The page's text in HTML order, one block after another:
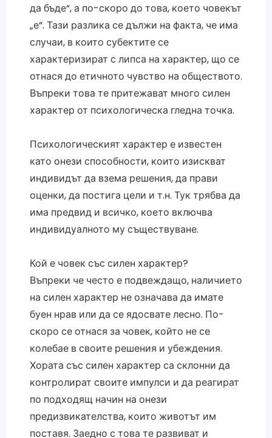
да бъде“, а по-скоро до това, което човекът
„е“. Тази разлика се дължи на факта, че има
случаи, в които субектите се
характеризират с липса на характер, що се
отнася до етичното чувство на обществото.
Въпреки това те притежават много силен
характер от психологическа гледна точка.
Психологическият характер е известен
като онези способности, които изискват
индивидът да взема решения, да прави
оценки, да постига цели и т.н. Тук трябва да
има предвид и всичко, което включва
индивидуалното му съществуване.
Кой е човек със силен характер?
Въпреки че често е подвеждащо, наличието
на силен характер не означава да имате
буен нрав или да се ядосвате лесно. По-
скоро се отнася за човек, който не се
колебае в своите решения и убеждения.
Хората със силен характер са склонни да
контролират своите импулси и да реагират
по подходящ начин на онези
предизвикателства, които животът им
поставя. Заедно с това те развиват и